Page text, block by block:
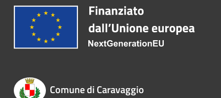
Comune di Caravaggio